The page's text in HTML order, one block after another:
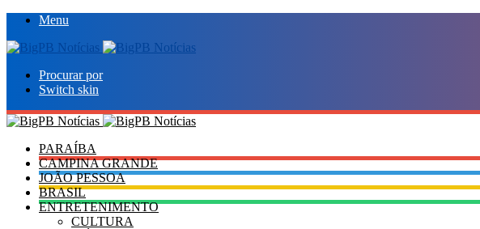
Menu
Procurar por
Switch skin
PARAÍBA
CAMPINA GRANDE
JOÃO PESSOA
BRASIL
ENTRETENIMENTO
CULTURA